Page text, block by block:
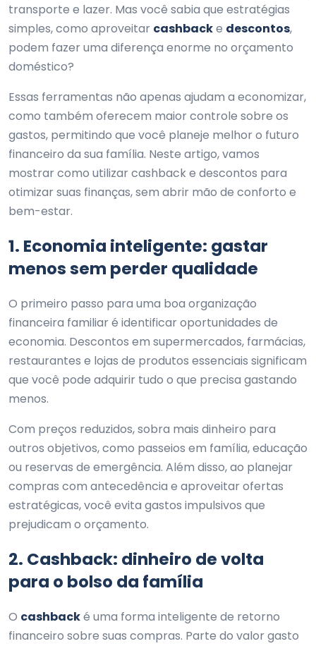
transporte e lazer. Mas você sabia que estratégias
simples, como aproveitar cashbacke descontos,
podem fazer uma diferença enorme no orçamento
doméstico?
Essas ferramentas não apenas ajudam a economizar,
como também oferecem maior controle sobre os
gastos, permitindo que você planeje melhor o futuro
financeiro da sua família. Neste artigo, vamos
mostrar como utilizar cashback e descontos para
otimizar suas finanças, sem abrir mão de conforto e
bem-estar.
1. Economia inteligente: gastar
menos sem perder qualidade
O primeiro passo para uma boa organização
financeira familiar é identificar oportunidades de
economia. Descontos em supermercados, farmácias,
restaurantes e lojas de produtos essenciais significam
que você pode adquirir tudo o que precisa gastando
menos.
Com preços reduzidos, sobra mais dinheiro para
outros objetivos, como passeios em família, educação
ou reservas de emergência. Além disso, ao planejar
compras com antecedência e aproveitar ofertas
estratégicas, você evita gastos impulsivos que
prejudicam o orçamento.
2. Cashback: dinheiro de volta
para o bolso da família
O cashbacké uma forma inteligente de retorno
financeiro sobre suas compras. Parte do valor gasto